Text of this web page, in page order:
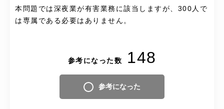
本問題では深夜業が有害業務に該当しますが、300人で
は専属である必要はありません。
参考になった数 148
参考になった